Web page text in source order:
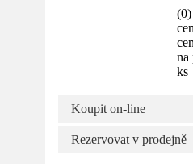
(0)
na
ks
Koupit on-line
Rezervovat v prodejně